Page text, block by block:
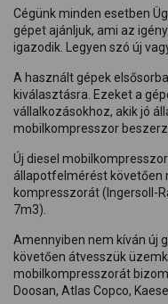
Cégünk minden esetben
gépet ajánljuk, ami az
igazodik. Legyen szó új
A használt gépek
kiválasztásra. Ezeket a
vállalkozásokhoz, akik jó
mobilkompresszor
Új diesel
állapotfelmérést követően
kompresszorát (Ingersoll-
7m3).
Amennyiben nem kíván új
követően átvesszük
mobilkompresszorát
Doosan, Atlas Copco,